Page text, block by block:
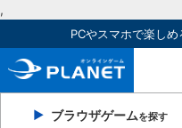
,
PCやスマホで楽し
ブラウザゲームを探す